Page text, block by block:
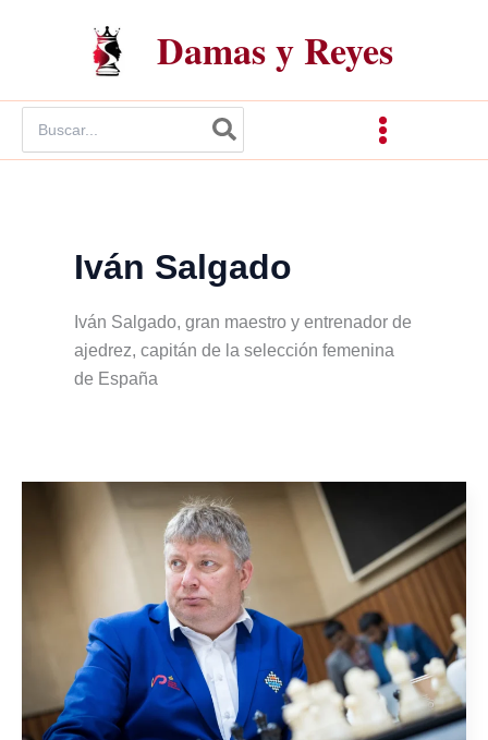
Damas y Reyes
por:
Iván Salgado
Iván Salgado, gran maestro y entrenador de
ajedrez, capitán de la selección femenina
de España